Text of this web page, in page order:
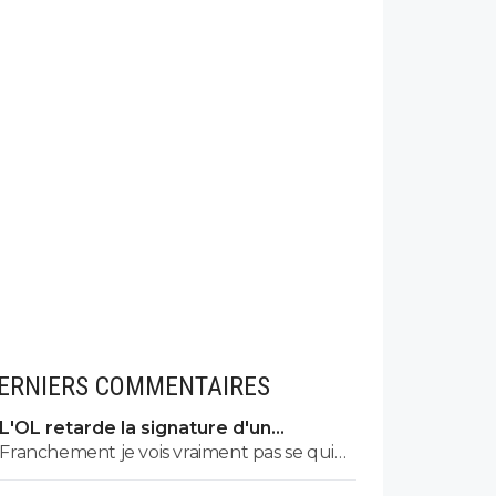
COMMENTAIRES
L'OL retarde la signature d'un
mondialiste
Franchement je vois vraiment pas se qui
va se passer sur la suite de notre mercato.